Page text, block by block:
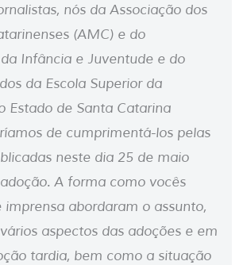
nós da Associação dos
(AMC) e do
Infância e Juventude e do
da Escola Superior da
Estado de Santa Catarina
de cumprimentá-los pelas
neste dia 25 de maio
A forma como vocês
imprensa abordaram o assunto,
aspectos das adoções e em
tardia, bem como a situação